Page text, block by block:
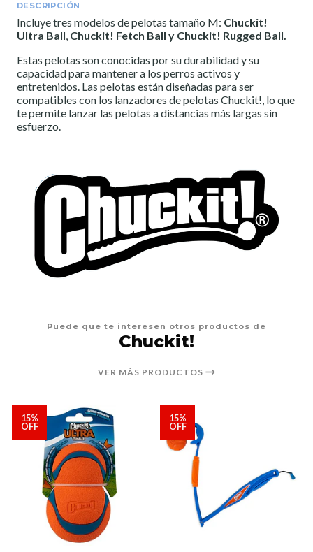
DESCRIPCIÓN
Incluye tres modelos de pelotas tamaño M: Chuckit!
Ultra Ball, Chuckit! Fetch Ball y Chuckit! Rugged Ball.
Estas pelotas son conocidas por su durabilidad y su
capacidad para mantener a los perros activos y
entretenidos. Las pelotas están diseñadas para ser
compatibles con los lanzadores de pelotas Chuckit!, lo que
te permite lanzar las pelotas a distancias más largas sin
esfuerzo.
Puede que te interesen otros productos de
Chuckit!
VER MÁS PRODUCTOS
15%
OFF
15%
OFF